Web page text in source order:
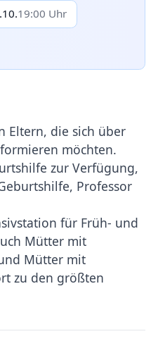
19:00 Uhr
Eltern, die sich über
möchten.
zur Verfügung,
Professor
für Früh- und
Mütter mit
Mütter mit
zu den größten